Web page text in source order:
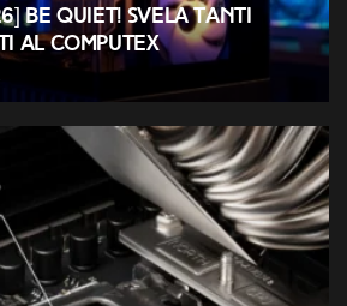
be quiet! svela tanti
al Computex